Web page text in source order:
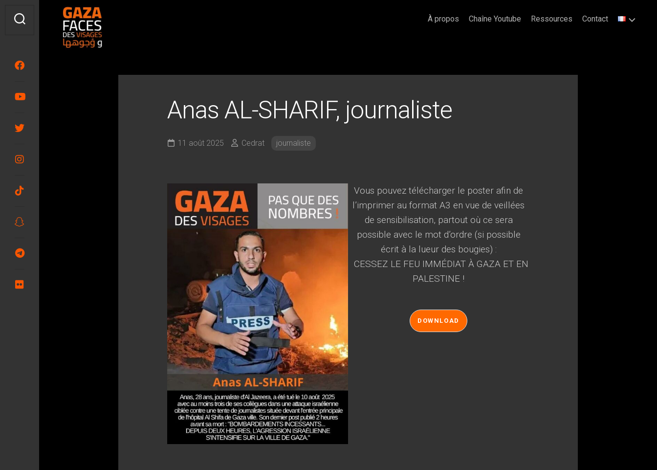
content
À propos Chaîne Youtube Ressources Contact
Anas AL-SHARIF, journaliste
11 août 2025 Cedrat journaliste
Vous pouvez télécharger le poster afin de
l’imprimer au format A3 en vue de veillées
de sensibilisation, partout où ce sera
possible avec le mot d’ordre (si possible
écrit à la lueur des bougies) :
CESSEZ LE FEU IMMÉDIAT À GAZA ET EN
PALESTINE !
DOWNLOAD